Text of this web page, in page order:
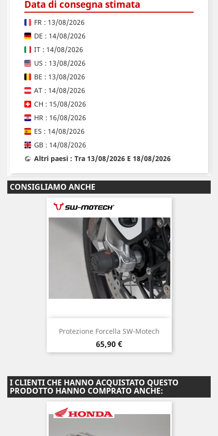
Data di consegna stimata
FR : 13/08/2026
DE : 14/08/2026
IT : 14/08/2026
US : 13/08/2026
BE : 13/08/2026
AT : 14/08/2026
CH : 15/08/2026
HR : 16/08/2026
ES : 14/08/2026
GB : 14/08/2026
Altri paesi : Tra 13/08/2026 E 18/08/2026
CONSIGLIAMO ANCHE
Protezione Forcella SW-Motech
Prezzo
65,90 €
I CLIENTI CHE HANNO ACQUISTATO QUESTO
PRODOTTO HANNO COMPRATO ANCHE: